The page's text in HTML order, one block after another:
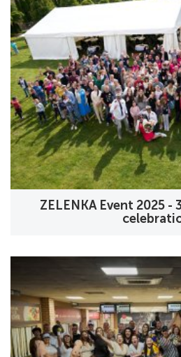
ZELENKA Event 2025 -